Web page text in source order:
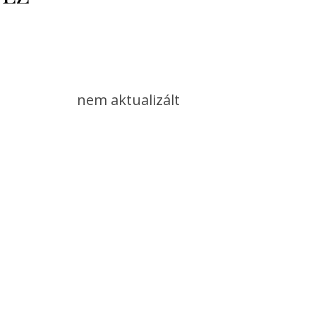
nem aktualizált